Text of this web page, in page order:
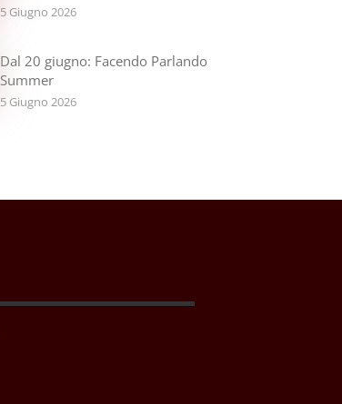
5 Giugno 2026
Dal 20 giugno: Facendo Parlando
Summer
5 Giugno 2026